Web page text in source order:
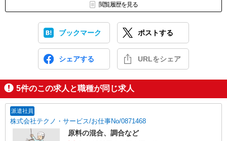
閲覧履歴を見る
ブックマーク ポストする
シェアする URLをシェア
5件のこの求人と職種が同じ求人
派遣社員
株式会社テクノ・サービス/お仕事No/0871468
原料の混合、調合など